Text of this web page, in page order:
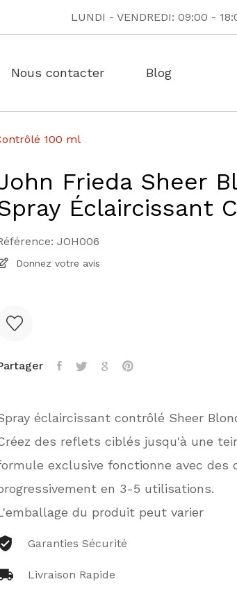
LUNDI - VENDREDI: 09:00 -
Nous contacter Blog
100 ml
Frieda Sheer
Éclaircissant
JOH006
Donnez votre avis
éclaircissant contrôlé Sheer
des reflets ciblés jusqu'à une
exclusive fonctionne avec
en 3-5 utilisations.
du produit peut varier
Garanties Sécurité
Livraison Rapide